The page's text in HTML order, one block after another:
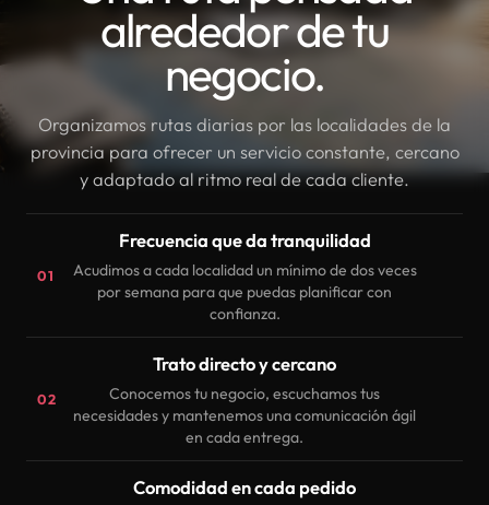
alrededor de tu
negocio.
Organizamos rutas diarias por las localidades de la
provincia para ofrecer un servicio constante, cercano
y adaptado al ritmo real de cada cliente.
01
Frecuencia que da tranquilidad
Acudimos a cada localidad un mínimo de dos veces
por semana para que puedas planificar con
confianza.
02
Trato directo y cercano
Conocemos tu negocio, escuchamos tus
necesidades y mantenemos una comunicación ágil
en cada entrega.
Comodidad en cada pedido